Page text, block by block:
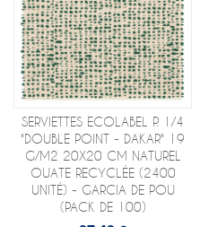
SERVIETTES ECOLABEL P. 1/4
"DOUBLE POINT - DAKAR" 19
G/M2 20X20 CM NATUREL
OUATE RECYCLÉE (2400
UNITÉ) - GARCIA DE POU
(PACK DE 100)